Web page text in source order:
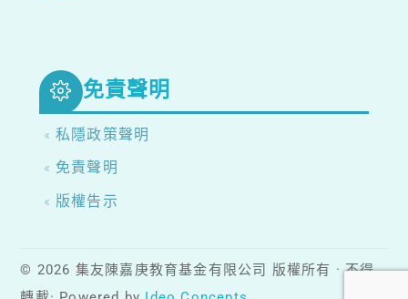
免責聲明
« 私隱政策聲明
« 免責聲明
« 版權告示
© 2026 集友陳嘉庚教育基金有限公司 版權所有 · 不得